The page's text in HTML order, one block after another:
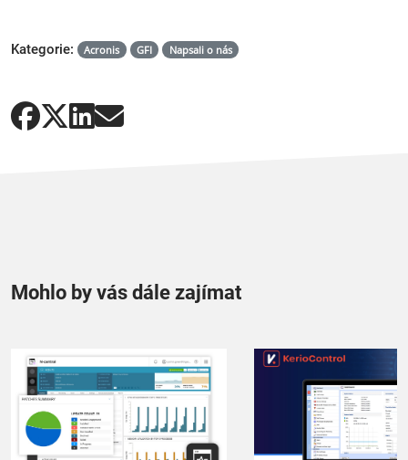
Kategorie: Acronis GFI Napsali o nás
Mohlo by vás dále zajímat